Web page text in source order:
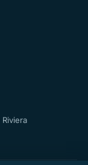
Riviera